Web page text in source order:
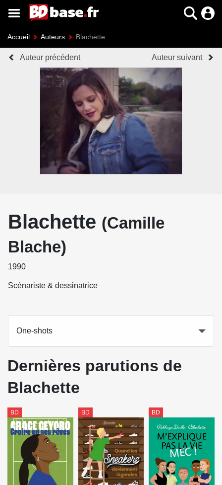
Accueil Auteurs Blachette
Auteur précédent Auteur suivant
Blachette (Camille
Blache)
1990
Scénariste & dessinatrice
One-shots
Dernières parutions de
Blachette
BD BD BD